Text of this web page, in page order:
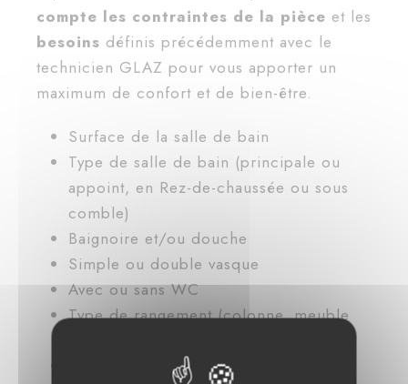
compte les contraintes de la pièce et les
besoins définis précédemment avec le
technicien GLAZ pour vous apporter un
maximum de confort et de bien-être.
Surface de la salle de bain
Type de salle de bain (principale ou
appoint, en Rez-de-chaussée ou sous
comble)
Baignoire et/ou douche
Simple ou double vasque
Avec ou sans WC
Type de rangement (colonne, meuble
Salle de bain familiale ou suite